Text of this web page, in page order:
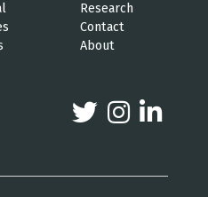
Research
Contact
About